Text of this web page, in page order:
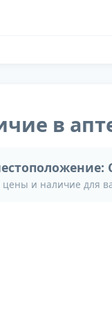
в
и наличие для